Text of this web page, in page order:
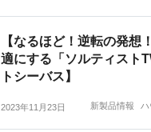
【なるほど！逆転の発想
適にする「ソルティスト
トシーバス】
2023年11月23日 新製品情報